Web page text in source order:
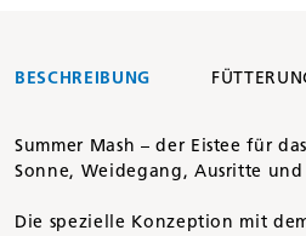
BESCHREIBUNG
Summer Mash – der Eistee für
Sonne, Weidegang, Ausritte
Die spezielle Konzeption mit